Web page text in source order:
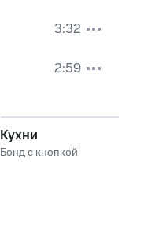
3:32
2:59
Кухни
Бонд с кнопкой